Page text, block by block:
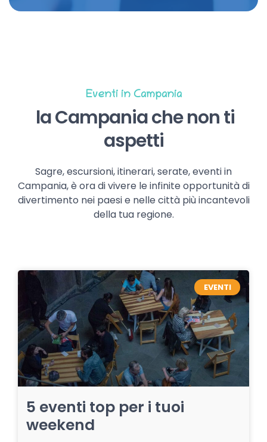
Eventi in Campania
la Campania che non ti
aspetti
Sagre, escursioni, itinerari, serate, eventi in
Campania, è ora di vivere le infinite opportunità di
divertimento nei paesi e nelle città più incantevoli
della tua regione.
EVENTI
5 eventi top per i tuoi
weekend